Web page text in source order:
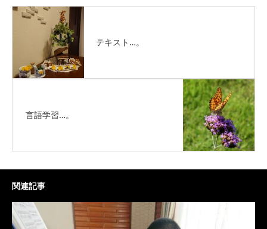
テキスト…。
言語学習…。
関連記事